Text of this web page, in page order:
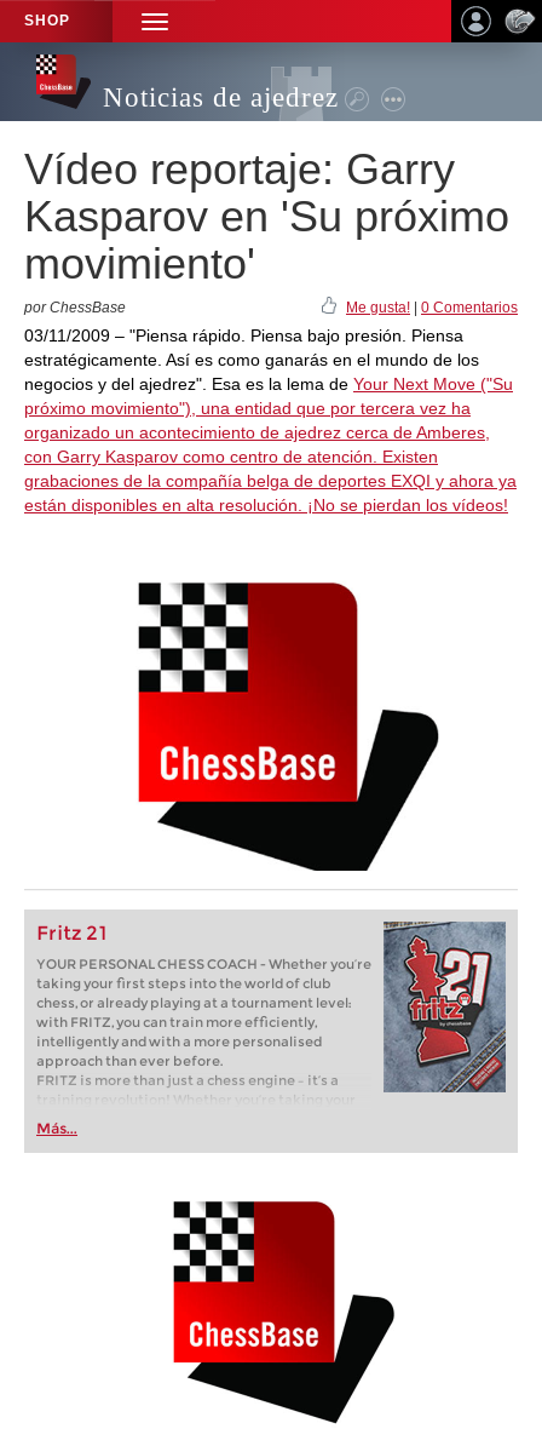
SHOP
TOGGLE
NAVIGATION
Noticias de ajedrez
Vídeo reportaje: Garry
Kasparov en 'Su próximo
movimiento'
por ChessBase Me gusta! 0 Comentarios
03/11/2009 – "Piensa rápido. Piensa bajo presión. Piensa
estratégicamente. Así es como ganarás en el mundo de los
negocios y del ajedrez". Esa es la lema de Your Next Move ("Su
próximo movimiento"), una entidad que por tercera vez ha
organizado un acontecimiento de ajedrez cerca de Amberes,
con Garry Kasparov como centro de atención. Existen
grabaciones de la compañía belga de deportes EXQI y ahora ya
están disponibles en alta resolución. ¡No se pierdan los vídeos!
Fritz 21
YOUR PERSONAL CHESS COACH - Whether you’re
taking your first steps into the world of club
chess, or already playing at a tournament level:
with FRITZ, you can train more efficiently,
intelligently and with a more personalised
approach than ever before.
FRITZ is more than just a chess engine – it’s a
training revolution! Whether you’re taking your
first steps into the world of club chess, or already
playing at a tournament level: with FRITZ, you can
train more efficiently, intelligently and with a
Más...